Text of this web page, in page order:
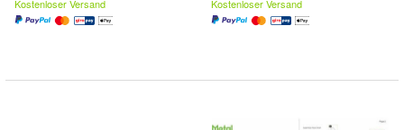
Kostenloser Versand Kostenloser Versand